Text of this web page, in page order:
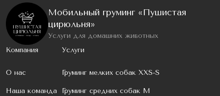
Мобильный груминг «Пушистая
цирюльня»
Услуги для домашних животных
Компания
О нас
Наша команда
Услуги
Груминг мелких собак XXS-S
Груминг средних собак M